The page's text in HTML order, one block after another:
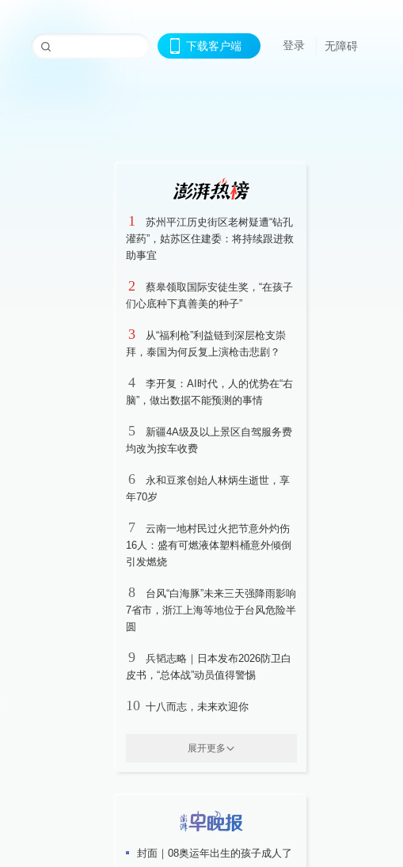
下载客户端 登录 无障碍
1
苏州平江历史街区老树疑遭“钻孔
灌药”，姑苏区住建委：将持续跟进救
助事宜
2
蔡皋领取国际安徒生奖，“在孩子
们心底种下真善美的种子”
3
从“福利枪”利益链到深层枪支崇
拜，泰国为何反复上演枪击悲剧？
4
李开复：AI时代，人的优势在“右
脑”，做出数据不能预测的事情
5
新疆4A级及以上景区自驾服务费
均改为按车收费
6
永和豆浆创始人林炳生逝世，享
年70岁
7
云南一地村民过火把节意外灼伤
16人：盛有可燃液体塑料桶意外倾倒
引发燃烧
8
台风“白海豚”未来三天强降雨影响
7省市，浙江上海等地位于台风危险半
圆
9
兵韬志略｜日本发布2026防卫白
皮书，“总体战”动员值得警惕
10 十八而志，未来欢迎你
展开更多
封面｜08奥运年出生的孩子成人了